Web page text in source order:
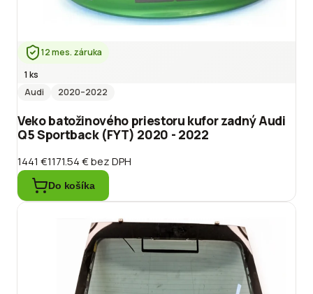
12 mes. záruka
1 ks
Audi
2020–2022
Veko batožinového priestoru kufor zadný Audi
Q5 Sportback (FYT) 2020 - 2022
1441 €1171.54 €bez DPH
Do košíka